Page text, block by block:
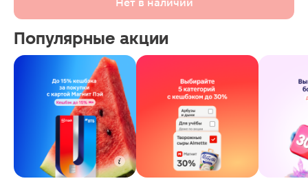
Популярные акции